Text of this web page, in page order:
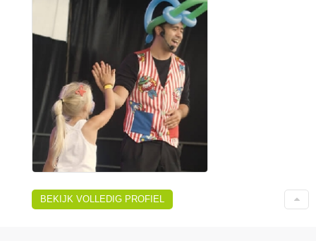
BEKIJK VOLLEDIG PROFIEL